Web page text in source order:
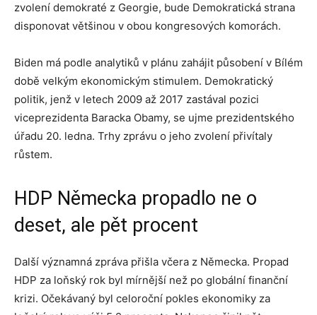
zvolení demokraté z Georgie, bude Demokratická strana
disponovat většinou v obou kongresových komorách.
Biden má podle analytiků v plánu zahájit působení v Bílém
době velkým ekonomickým stimulem. Demokratický
politik, jenž v letech 2009 až 2017 zastával pozici
viceprezidenta Baracka Obamy, se ujme prezidentského
úřadu 20. ledna. Trhy zprávu o jeho zvolení přivítaly
růstem.
HDP Německa propadlo ne o
deset, ale pět procent
Další významná zpráva přišla včera z Německa. Propad
HDP za loňský rok byl mírnější než po globální finanční
krizi. Očekávaný byl celoroční pokles ekonomiky za